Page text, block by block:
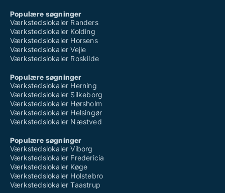
Populære søgninger
Værkstedslokaler Randers
Værkstedslokaler Kolding
Værkstedslokaler Horsens
Værkstedslokaler Vejle
Værkstedslokaler Roskilde
Populære søgninger
Værkstedslokaler Herning
Værkstedslokaler Silkeborg
Værkstedslokaler Hørsholm
Værkstedslokaler Helsingør
Værkstedslokaler Næstved
Populære søgninger
Værkstedslokaler Viborg
Værkstedslokaler Fredericia
Værkstedslokaler Køge
Værkstedslokaler Holstebro
Værkstedslokaler Taastrup